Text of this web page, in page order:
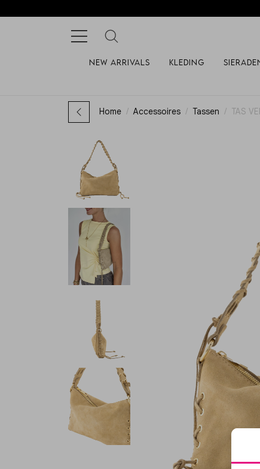
New arrivals Kleding
Home Accessoires Tassen TAS